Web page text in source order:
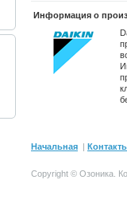
Информация о
Начальная |
Copyright © Озоника.